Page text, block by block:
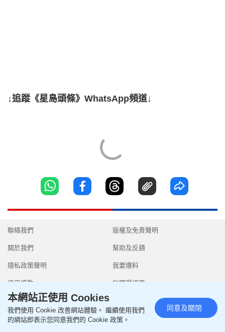
↓追蹤《星島頭條》WhatsApp頻道↓
聯絡我們
關於我們
隱私政策聲明
使用條款
版權及免責聲明
幫助及反饋
我要爆料
無障礙網頁
Copyright © 2026 SingTao Ltd.All rights reserved.
本網站正使用 Cookies
我們使用 Cookie 改善網站體驗。 繼續使用我們
的網站即表示您同意我們的 Cookie 政策。
同意及關閉